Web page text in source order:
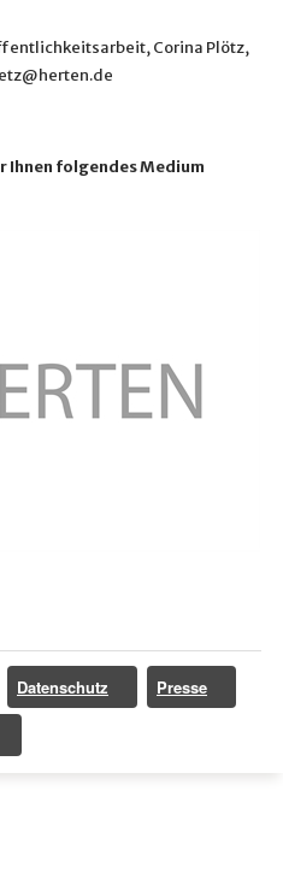
Corina Plötz,
Ihnen folgendes Medium
Datenschutz Presse